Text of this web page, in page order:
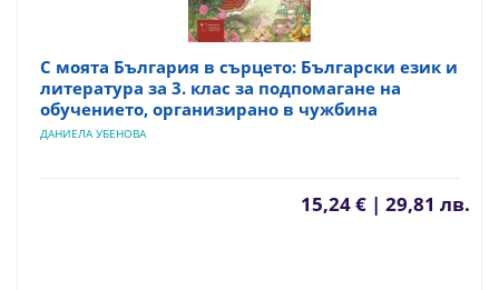
С моята България в сърцето: Български език и
литература за 3. клас за подпомагане на
обучението, организирано в чужбина
ДАНИЕЛА УБЕНОВА
15,24 € | 29,81 лв.